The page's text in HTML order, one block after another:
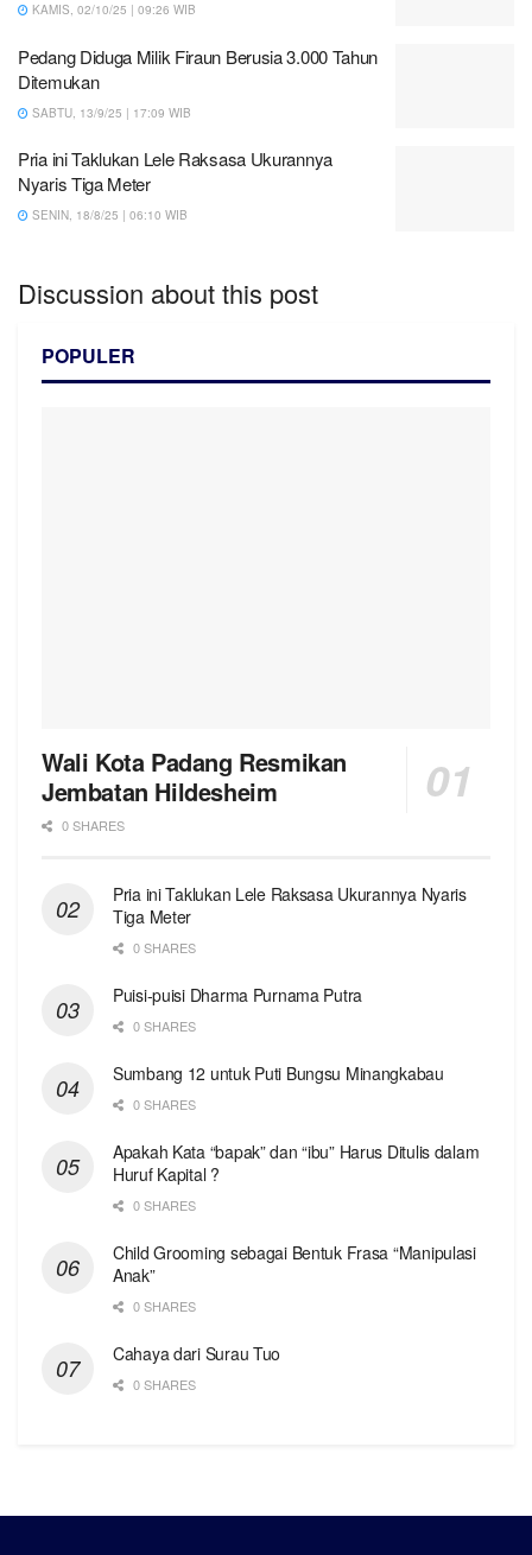
KAMIS, 02/10/25 | 09:26 WIB
Pedang Diduga Milik Firaun Berusia 3.000 Tahun
Ditemukan
SABTU, 13/9/25 | 17:09 WIB
Pria ini Taklukan Lele Raksasa Ukurannya
Nyaris Tiga Meter
SENIN, 18/8/25 | 06:10 WIB
Discussion about this post
POPULER
Wali Kota Padang Resmikan
Jembatan Hildesheim
0 SHARES
Pria ini Taklukan Lele Raksasa Ukurannya Nyaris
Tiga Meter
0 SHARES
Puisi-puisi Dharma Purnama Putra
0 SHARES
Sumbang 12 untuk Puti Bungsu Minangkabau
0 SHARES
Apakah Kata “bapak” dan “ibu” Harus Ditulis dalam
Huruf Kapital ?
0 SHARES
Child Grooming sebagai Bentuk Frasa “Manipulasi
Anak”
0 SHARES
Cahaya dari Surau Tuo
0 SHARES